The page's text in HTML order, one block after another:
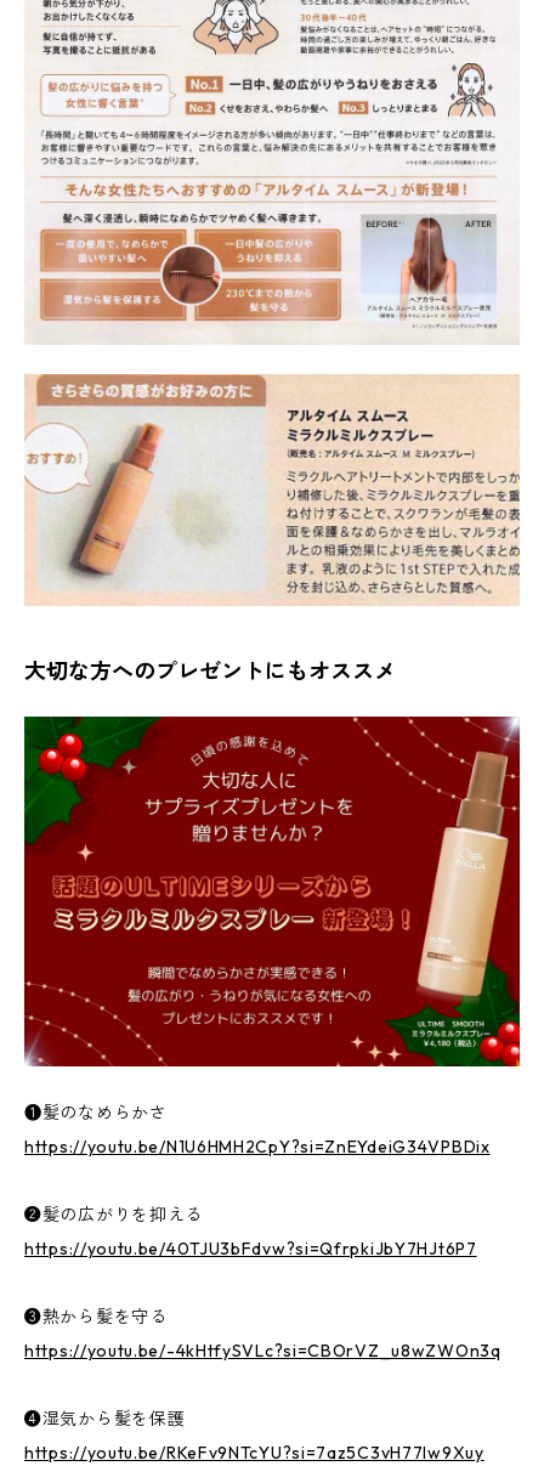
大切な方へのプレゼントにもオススメ
❶髪のなめらかさ
https://youtu.be/N1U6HMH2CpY?si=ZnEYdeiG34VPBDix
❷髪の広がりを抑える
https://youtu.be/40TJU3bFdvw?si=QfrpkiJbY7HJt6P7
❸熱から髪を守る
https://youtu.be/-4kHtfySVLc?si=CBOrVZ_u8wZWOn3q
❹湿気から髪を保護
https://youtu.be/RKeFv9NTcYU?si=7az5C3vH77lw9Xuy